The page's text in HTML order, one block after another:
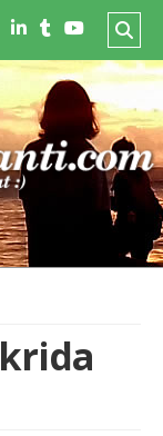
krida